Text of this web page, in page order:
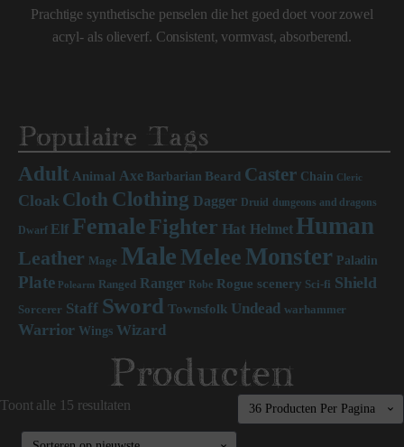
Prachtige synthetische penselen die het goed doet voor zowel
acryl- als olieverf. Consistent, vormvast, absorberend.
Populaire Tags
Adult Animal Axe Barbarian Beard Caster Chain Cleric
Cloak Cloth Clothing Dagger Druid dungeons and dragons
Dwarf Elf FemaleFighter Hat Helmet Human
Leather Mage MaleMeleeMonster Paladin
Plate Polearm Ranged Ranger Robe Rogue scenery Sci-fi Shield
Sorcerer Staff Sword Townsfolk Undead warhammer
Warrior Wings Wizard
Producten
Toont alle 15 resultaten